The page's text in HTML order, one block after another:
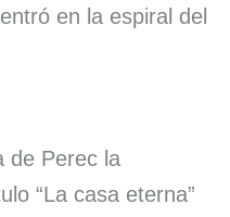
en la espiral del
de Perec la
“La casa eterna”